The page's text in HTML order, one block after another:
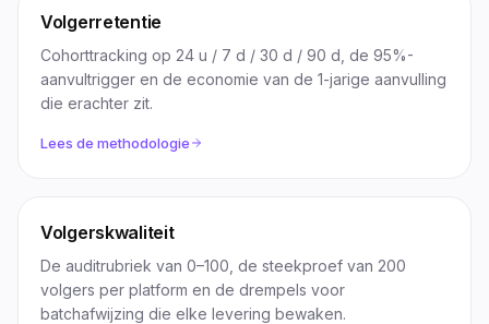
Volgerretentie
Cohorttracking op 24 u / 7 d / 30 d / 90 d, de 95%-
aanvultrigger en de economie van de 1-jarige aanvulling
die erachter zit.
Lees de methodologie
Volgerskwaliteit
De auditrubriek van 0–100, de steekproef van 200
volgers per platform en de drempels voor
batchafwijzing die elke levering bewaken.